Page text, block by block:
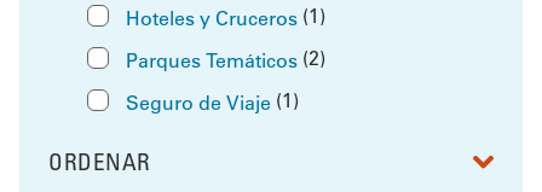
Hoteles y Cruceros (1)
Parques Temáticos (2)
Seguro de Viaje (1)
ORDENAR
RESULTS BY